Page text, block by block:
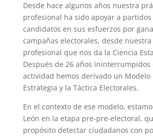
Desde hace algunos años nuestra
profesional ha sido apoyar a
candidatos en sus esfuerzos por
campañas electorales, desde
profesional que nos da la Ciencia
Después de 26 años ininterrumpidos
actividad hemos derivado un Modelo
Estrategia y la Táctica Electorales.
En el contexto de ese modelo,
León en la etapa pre-pre-electoral,
propósito detectar ciudadanos con